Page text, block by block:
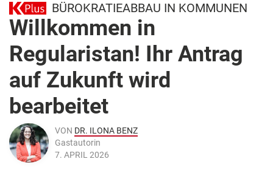
BÜROKRATIEABBAU IN KOMMUNEN
Willkommen in
Regularistan! Ihr Antrag
auf Zukunft wird
bearbeitet
VON DR. ILONA BENZ
Gastautorin
7. APRIL 2026